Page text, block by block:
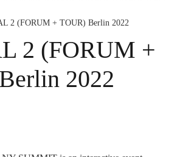
2 (FORUM + TOUR) Berlin 2022
2 (FORUM +
2022